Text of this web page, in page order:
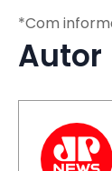
*Com
Autor